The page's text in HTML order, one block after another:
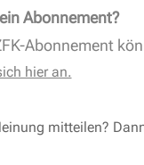
Abonnement?
Abonnement
hier an.
mitteilen?